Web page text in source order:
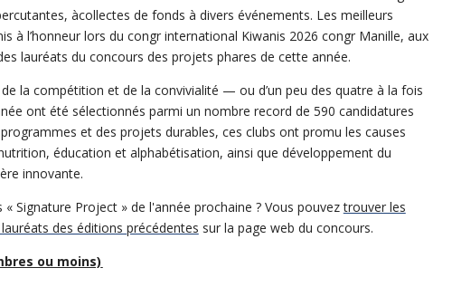
àcollectes de fonds à divers événements. Les meilleurs
à l’honneur lors du congr international Kiwanis 2026 congr Manille, aux
lauréats du concours des projets phares de cette année.
la compétition et de la convivialité — ou d’un peu des quatre à la fois
ont été sélectionnés parmi un nombre record de 590 candidatures
et des projets durables, ces clubs ont promu les causes
éducation et alphabétisation, ainsi que développement du
innovante.
Signature Project » de l'année prochaine ? Vous pouveztrouver les
des éditions précédentes sur la page web du concours.
ou moins)